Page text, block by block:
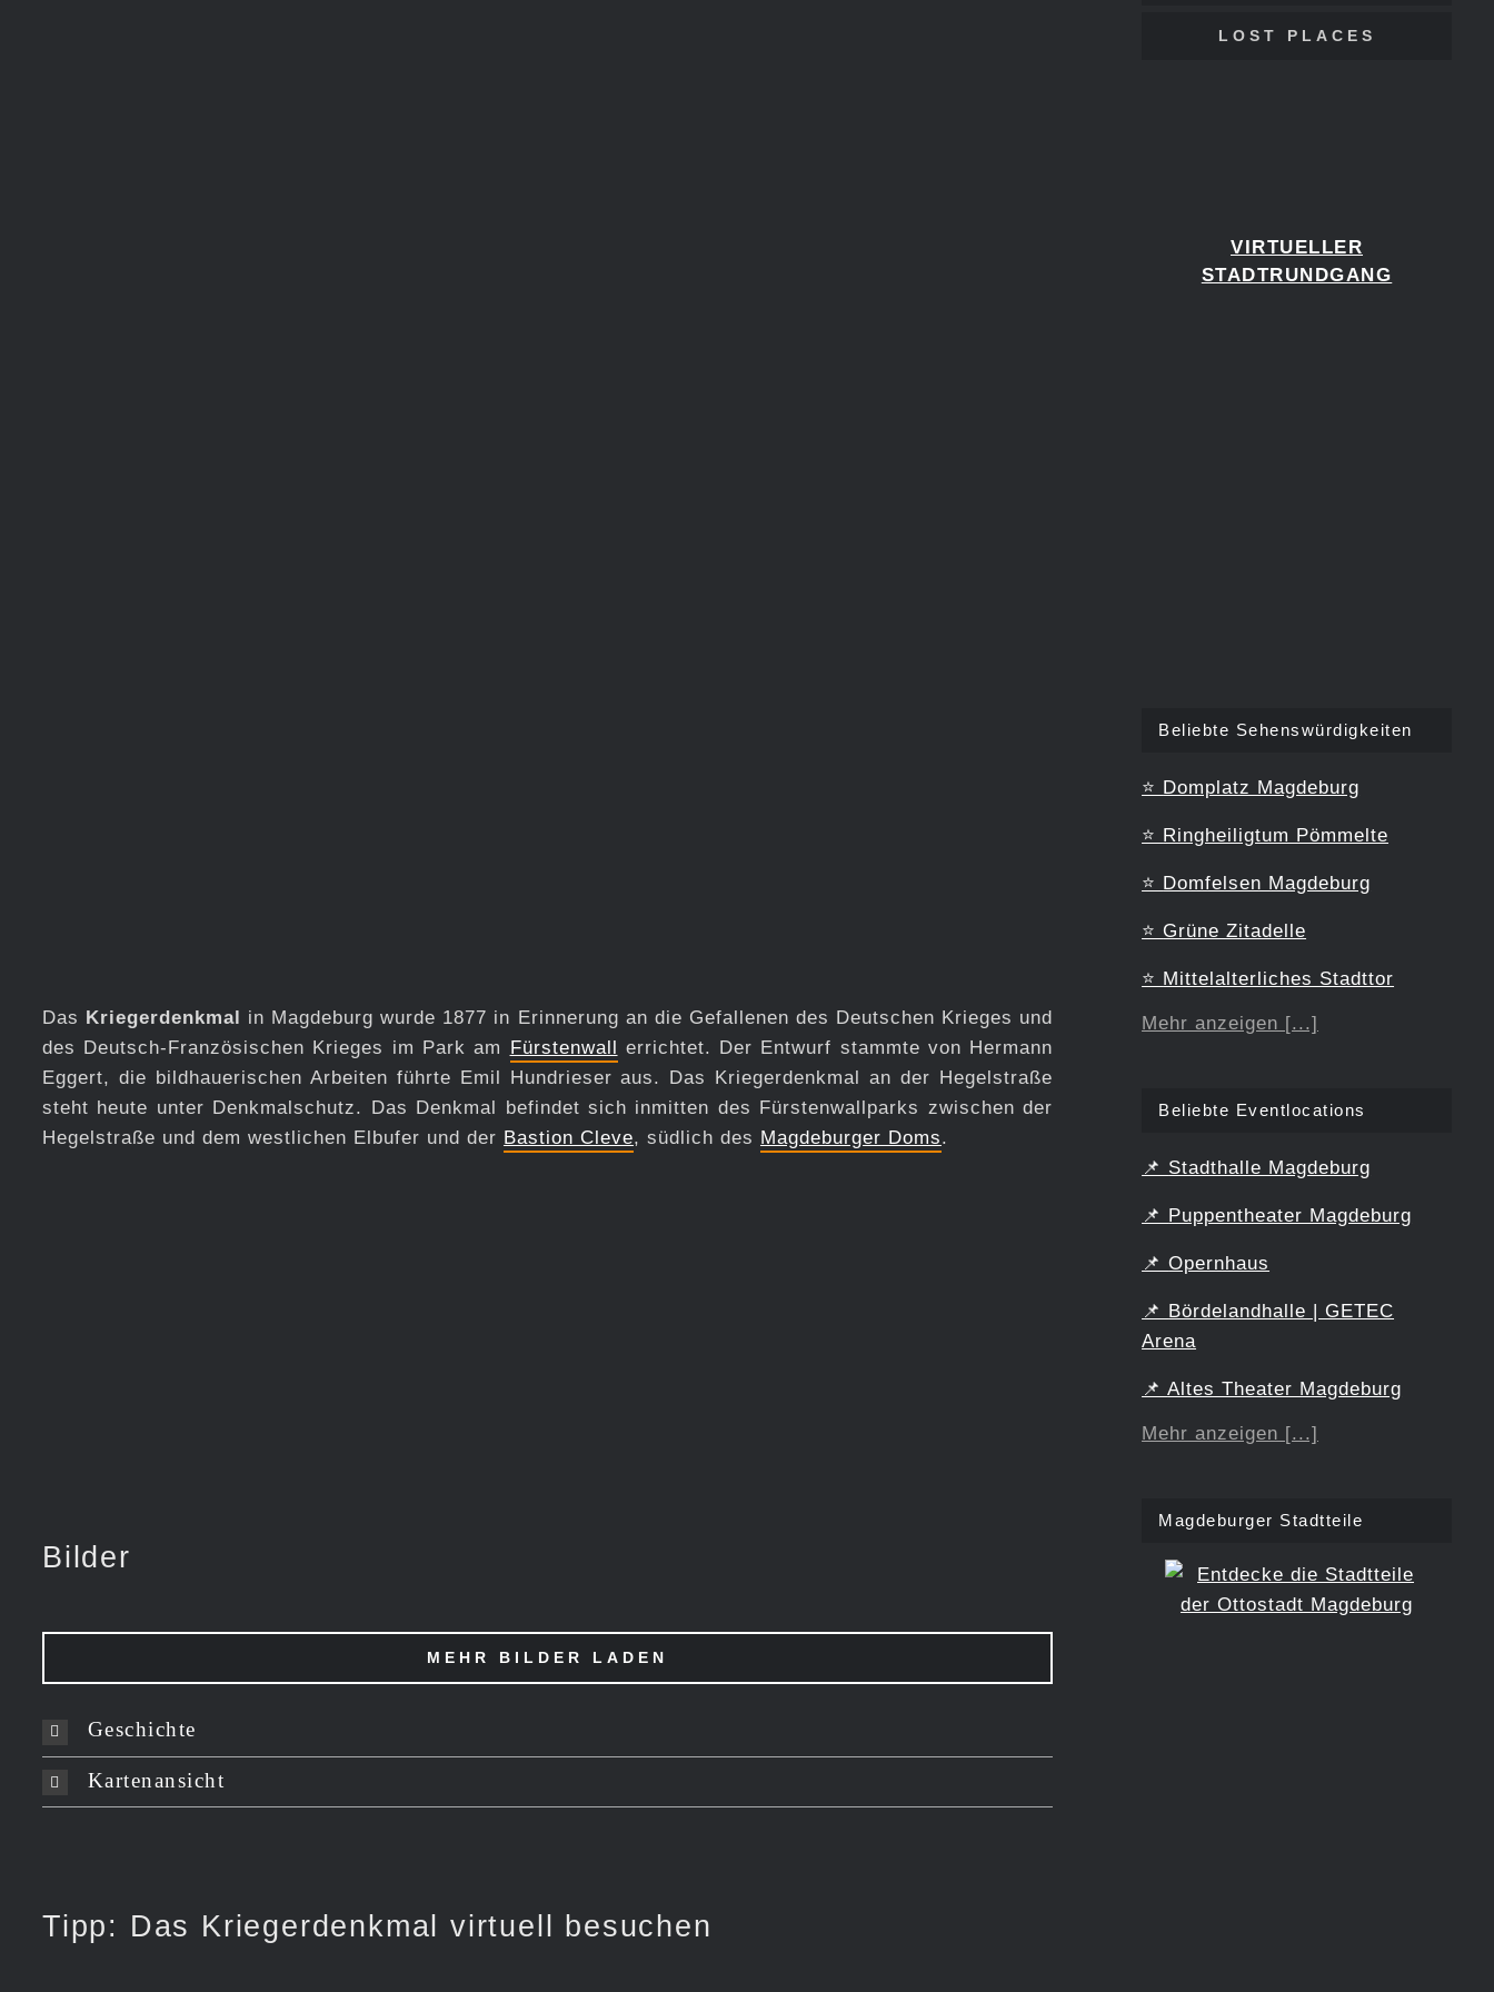
Das Kriegerdenkmal in Magdeburg wurde 1877 in Erinnerung an die Gefallenen des Deutschen Krieges und
des Deutsch-Französischen Krieges im Park am Fürstenwall errichtet. Der Entwurf stammte von Hermann
Eggert, die bildhauerischen Arbeiten führte Emil Hundrieser aus. Das Kriegerdenkmal an der Hegelstraße
steht heute unter Denkmalschutz. Das Denkmal befindet sich inmitten des Fürstenwallparks zwischen der
Hegelstraße und dem westlichen Elbufer und der Bastion Cleve, südlich des Magdeburger Doms.
Bilder
MEHR BILDER LADEN
Geschichte
Kartenansicht
Tipp: Das Kriegerdenkmal virtuell besuchen
LOST PLACES
VIRTUELLER
STADTRUNDGANG
Beliebte Sehenswürdigkeiten
⭐ Domplatz Magdeburg
⭐ Ringheiligtum Pömmelte
⭐ Domfelsen Magdeburg
⭐ Grüne Zitadelle
⭐ Mittelalterliches Stadttor
Mehr anzeigen [...]
Beliebte Eventlocations
📌 Stadthalle Magdeburg
📌 Puppentheater Magdeburg
📌Opernhaus
📌 Bördelandhalle | GETEC
Arena
📌Altes Theater Magdeburg
Mehr anzeigen [...]
Magdeburger Stadtteile